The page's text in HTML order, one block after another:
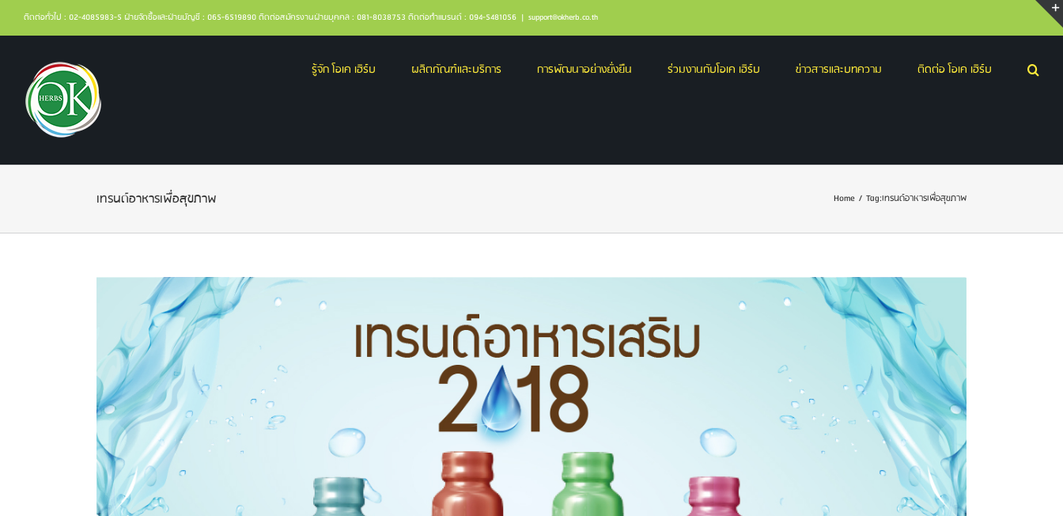
ติดต่อทั่วไป : 02-4085983-5 ฝ่ายจัดซื้อและฝ่ายบัญชี : 065-6519890 ติดต่อสมัครงานฝ่ายบุคคล : 081-8038753 ติดต่อทำแบรนด์ : 094-5481056 | support@okherb.co.th
รู้จัก โอเค เฮิร์บ ผลิตภัณฑ์และบริการ การพัฒนาอย่างยั่งยืน ร่วมงานกับโอเค เฮิร์บ ข่าวสารและบทความ ติดต่อ โอเค เฮิร์บ
เทรนด์อาหารเพื่อสุขภาพ Home / Tag:เทรนด์อาหารเพื่อสุขภาพ